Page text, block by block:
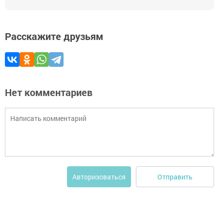
Расскажите друзьям
Нет комментариев
Авторизоваться Отправить